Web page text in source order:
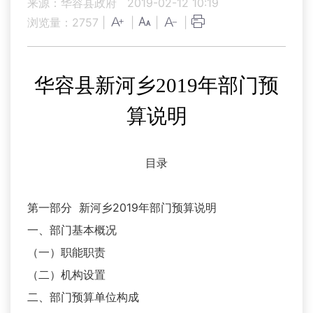
来源：华容县政府
2019-02-12 10:19
浏览量： 2757
华容县新河乡2019年部门预
算说明
目录
第一部分 新河乡2019年部门预算说明
一、部门基本概况
（一）职能职责
（二）机构设置
二、部门预算单位构成